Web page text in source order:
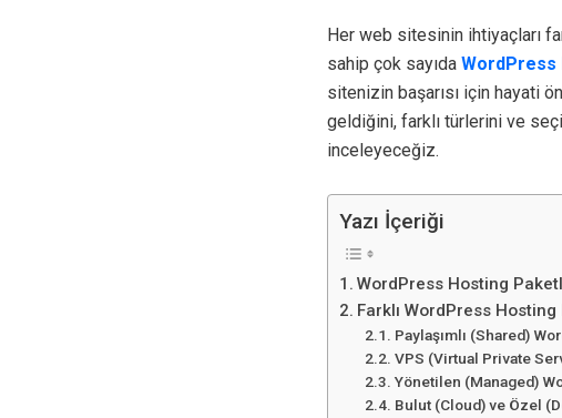
Her web sitesinin ihtiyaçları
sahip çok sayıda
sitenizin başarısı için hayati
geldiğini, farklı türlerini ve
inceleyeceğiz.
Yazı İçeriği
WordPress Hosting
Farklı WordPress
Paylaşımlı (Shared)
VPS (Virtual Private
Yönetilen (Managed)
Bulut (Cloud) ve Özel